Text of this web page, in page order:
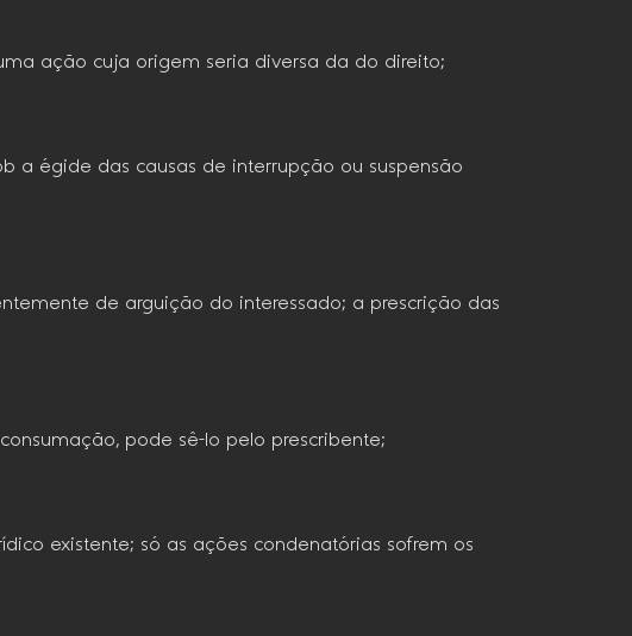
ação cuja origem seria diversa da do direito;
a égide das causas de interrupção ou suspensão
de arguição do interessado; a prescrição das
pode sê-lo pelo prescribente;
existente; só as ações condenatórias sofrem os